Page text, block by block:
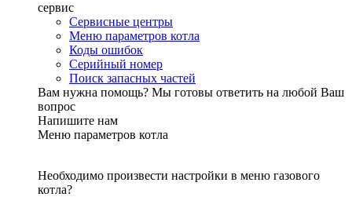
сервис
Сервисные центры
Меню параметров котла
Коды ошибок
Серийный номер
Поиск запасных частей
Вам нужна помощь? Мы готовы ответить на любой Ваш
вопрос
Напишите нам
Меню параметров котла
Необходимо произвести настройки в меню газового
котла?